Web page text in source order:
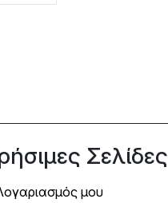
Σελίδες
μου